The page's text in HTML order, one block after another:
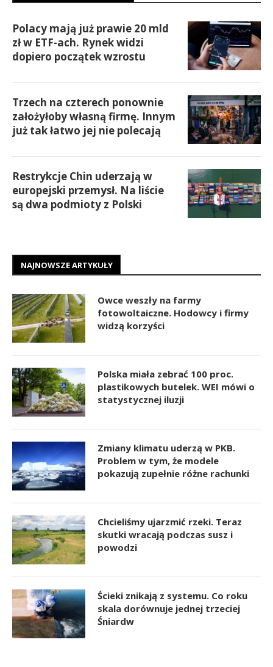
Polacy mają już prawie 20 mld
zł w ETF-ach. Rynek widzi
dopiero początek wzrostu
Trzech na czterech ponownie
założyłoby własną firmę. Innym
już tak łatwo jej nie polecają
Restrykcje Chin uderzają w
europejski przemysł. Na liście
są dwa podmioty z Polski
NAJNOWSZE ARTYKUŁY
Owce weszły na farmy
fotowoltaiczne. Hodowcy i firmy
widzą korzyści
Polska miała zebrać 100 proc.
plastikowych butelek. WEI mówi o
statystycznej iluzji
Zmiany klimatu uderzą w PKB.
Problem w tym, że modele
pokazują zupełnie różne rachunki
Chcieliśmy ujarzmić rzeki. Teraz
skutki wracają podczas susz i
powodzi
Ścieki znikają z systemu. Co roku
skala dorównuje jednej trzeciej
Śniardw